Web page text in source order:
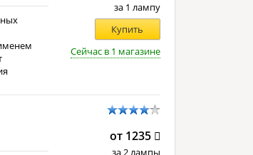
за 1 лампу
Купить
Сейчас в 1 магазине
от 1235
за 2 лампы